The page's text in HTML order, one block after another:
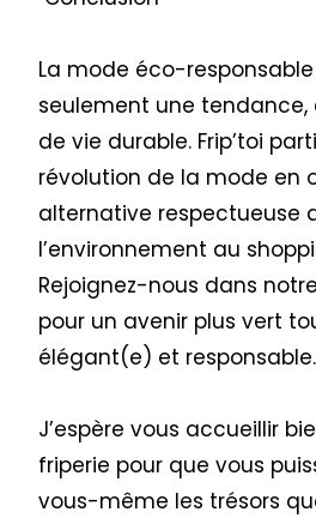
La mode éco-responsable
seulement une tendance,
de vie durable. Frip’toi
révolution de la mode en
alternative respectueuse
l’environnement au
Rejoignez-nous dans
pour un avenir plus vert
élégant(e) et responsable.
J’espère vous accueillir
friperie pour que vous
vous-même les trésors